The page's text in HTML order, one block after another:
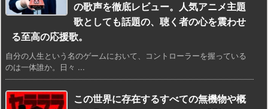
の歌声を徹底レビュー。人気アニメ主題
歌としても話題の、聴く者の心を震わせ
る至高の応援歌。
自分の人生という名のゲームにおいて、コントローラーを握っている
のは一体誰か。日々 ...
この世界に存在するすべての無機物や概